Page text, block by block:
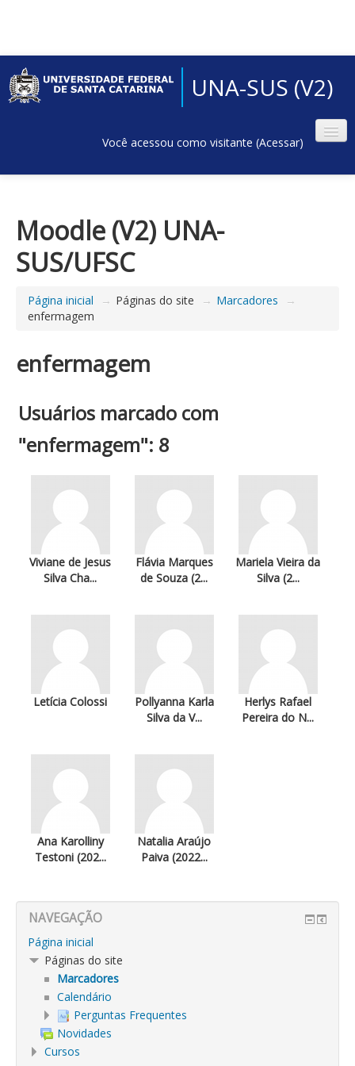
UNA-SUS (V2)
Você acessou como visitante (Acessar)
Moodle (V2) UNA-
SUS/UFSC
Página inicial → Páginas do site → Marcadores
→
enfermagem
enfermagem
Usuários marcado com
"enfermagem": 8
Viviane de Jesus
Silva Cha...
Flávia Marques
de Souza (2...
Mariela Vieira da
Silva (2...
Letícia Colossi
Pollyanna Karla
Silva da V...
Herlys Rafael
Pereira do N...
Ana Karolliny
Testoni (202...
Natalia Araújo
Paiva (2022...
NAVEGAÇÃO
Página inicial
Páginas do site
Marcadores
Calendário
Perguntas Frequentes
Novidades
Cursos